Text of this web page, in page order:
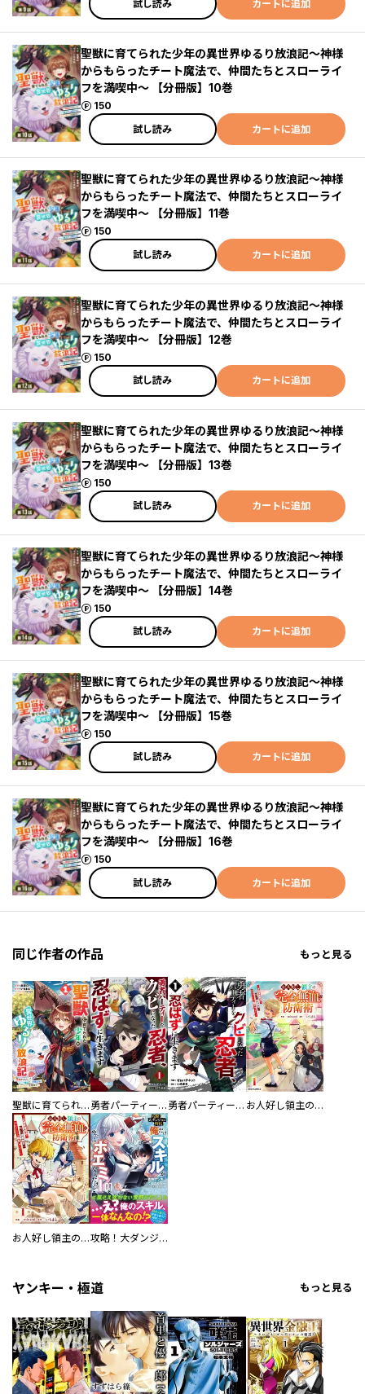
試し読み カートに追加
聖獣に育てられた少年の異世界ゆるり放浪記～神様
からもらったチート魔法で、仲間たちとスローライ
フを満喫中～ 【分冊版】10巻
150
ポイント
試し読み
カートに追加
聖獣に育てられた少年の異世界ゆるり放浪記～神様
からもらったチート魔法で、仲間たちとスローライ
フを満喫中～ 【分冊版】11巻
150
ポイント
試し読み
カートに追加
聖獣に育てられた少年の異世界ゆるり放浪記～神様
からもらったチート魔法で、仲間たちとスローライ
フを満喫中～ 【分冊版】12巻
150
ポイント
試し読み
カートに追加
聖獣に育てられた少年の異世界ゆるり放浪記～神様
からもらったチート魔法で、仲間たちとスローライ
フを満喫中～ 【分冊版】13巻
150
ポイント
試し読み
カートに追加
聖獣に育てられた少年の異世界ゆるり放浪記～神様
からもらったチート魔法で、仲間たちとスローライ
フを満喫中～ 【分冊版】14巻
150
ポイント
試し読み
カートに追加
聖獣に育てられた少年の異世界ゆるり放浪記～神様
からもらったチート魔法で、仲間たちとスローライ
フを満喫中～ 【分冊版】15巻
150
ポイント
試し読み
カートに追加
聖獣に育てられた少年の異世界ゆるり放浪記～神様
からもらったチート魔法で、仲間たちとスローライ
フを満喫中～ 【分冊版】16巻
150
ポイント
試し読み
カートに追加
同じ作者の作品 もっと見る
聖獣に育てられた少年の異世界ゆるり放浪記～神様からもらったチート魔法で、仲間たちとスローライフを満喫中～ 勇者パーティーをクビになった忍者、忍ばずに生きます【分冊版】 勇者パーティーをクビになった忍者、忍ばずに生きます お人好し領主の完全無血な防衛術～万能生産魔法で築いた城塞都市は向かうところ敵なしです！～
お人好し領主の完全無血な防衛術～万能生産魔法で築いた城塞都市は向かうところ敵なしです！～【分冊版】 攻略！大ダンジョン時代 俺だけスキルがやたらポエミーなんだけど（コミック）
ヤンキー・極道 もっと見る